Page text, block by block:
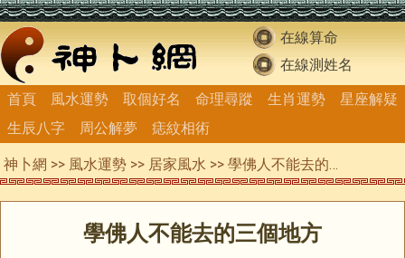
在線算命
在線測姓名
首頁
風水運勢 取個好名 命理尋蹤 生肖運勢
星座解疑
生辰八字
周公解夢 痣紋相術
神卜網 >> 風水運勢 >> 居家風水 >> 學佛人不能去的三個地方
學佛人不能去的三個地方